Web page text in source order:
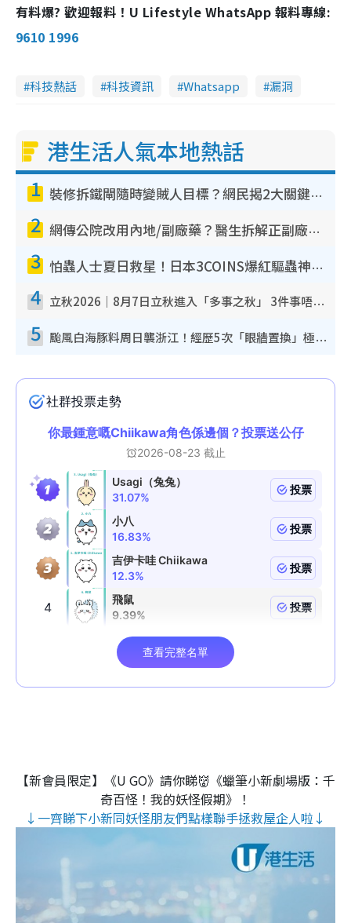
有料爆? 歡迎報料！U Lifestyle WhatsApp 報料專線:
9610 1996
科技熱話 科技資訊 Whatsapp 漏洞
港生活人氣本地熱話
1 裝修拆鐵閘隨時變賊人目標？網民揭2大關鍵用途：裝新式等於白裝？附新舊鐵閘分別
2 網傳公院改用內地/副廠藥？醫生拆解正副廠分別 揭4類人換藥隨時出事
3 怕蟲人士夏日救星！日本3COINS爆紅驅蟲神器$45起 1招「全程免觸碰」輕鬆搞定小強
4 立秋2026｜8月7日立秋進入「多事之秋」 3件事唔做得！專家教6招開運 清枱頭／銀包納氣接好運
5 颱風白海豚料周日襲浙江！經歷5次「眼牆置換」極罕見 成登陸內地最長途颱風
【新會員限定】《U GO》請你睇👹《蠟筆小新劇場版：千
奇百怪！我的妖怪假期》！
↓一齊睇下小新同妖怪朋友們點樣聯手拯救屋企人啦↓